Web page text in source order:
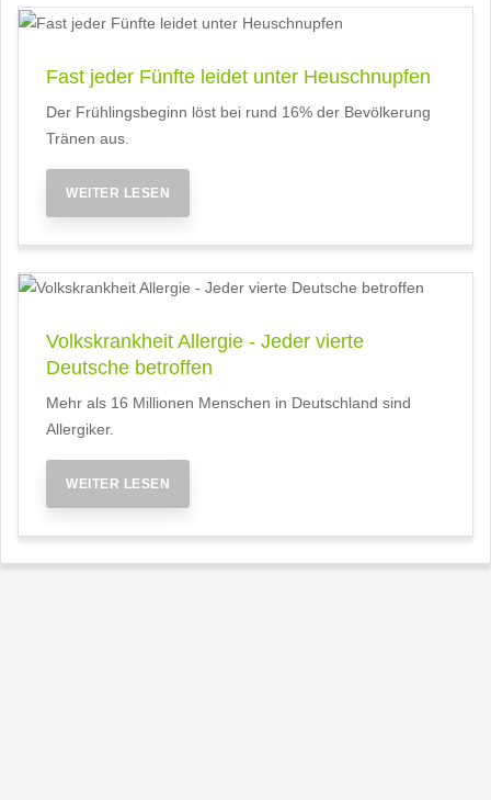
Fast jeder Fünfte leidet unter Heuschnupfen
Der Frühlingsbeginn löst bei rund 16% der Bevölkerung
Tränen aus.
WEITER LESEN
Volkskrankheit Allergie - Jeder vierte
Deutsche betroffen
Mehr als 16 Millionen Menschen in Deutschland sind
Allergiker.
WEITER LESEN